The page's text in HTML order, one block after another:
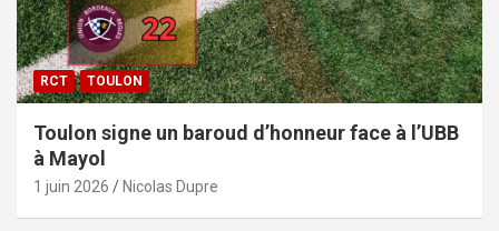
RCT TOULON
Toulon signe un baroud d’honneur face à l’UBB
à Mayol
1 juin 2026 Nicolas Dupre